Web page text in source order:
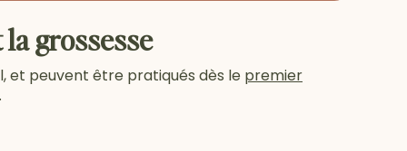
grossesse
et peuvent être pratiqués dès le premier